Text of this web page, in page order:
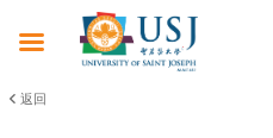
返回